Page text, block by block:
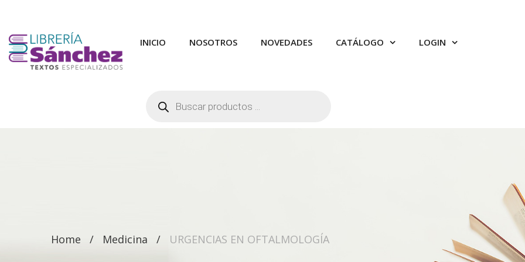
INICIO NOSOTROS NOVEDADES CATÁLOGO LOGIN
productos
Home Medicina URGENCIAS EN OFTALMOLOGÍA